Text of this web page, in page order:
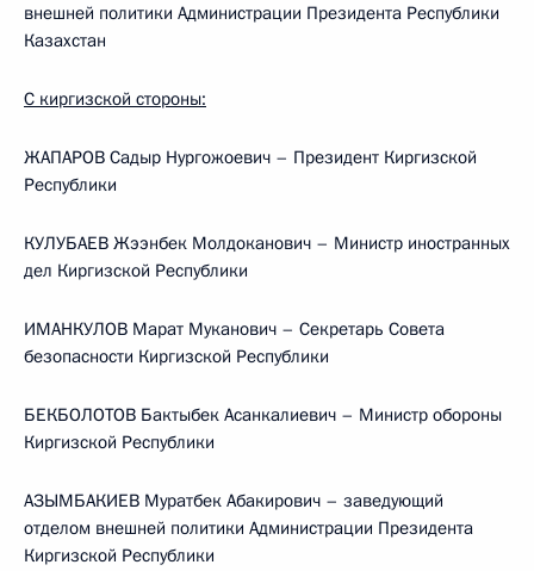
внешней политики Администрации Президента Республики
Казахстан
С киргизской стороны:
ЖАПАРОВ Садыр Нургожоевич – Президент Киргизской
Республики
КУЛУБАЕВ Жээнбек Молдоканович – Министр иностранных
дел Киргизской Республики
ИМАНКУЛОВ Марат Муканович – Секретарь Совета
безопасности Киргизской Республики
БЕКБОЛОТОВ Бактыбек Асанкалиевич – Министр обороны
Киргизской Республики
АЗЫМБАКИЕВ Муратбек Абакирович – заведующий
отделом внешней политики Администрации Президента
Киргизской Республики